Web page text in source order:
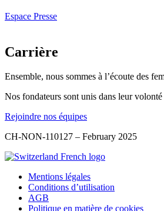
Espace Presse
Carrière
Ensemble, nous sommes à l’écoute des
Nos fondateurs sont unis dans leur
Rejoindre nos équipes
CH-NON-110127 – February 2025
Mentions légales
Conditions d’utilisation
AGB
Politique en matière de cookies